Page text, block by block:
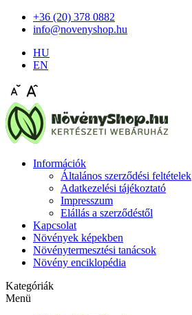
+36 (20) 378 0882
info@novenyshop.hu
HU
EN
Információk
Általános szerződési feltételek
Adatkezelési tájékoztató
Impresszum
Elállás a szerződéstől
Kapcsolat
Növények képekben
Növénytermesztési tanácsok
Növény enciklopédia
Kategóriák
Menü